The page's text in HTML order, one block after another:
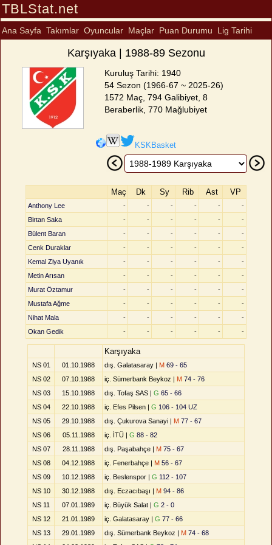
TBLStat.net
Ana Sayfa Takımlar Oyuncular Maçlar Puan Durumu Lig Tarihi
Karşıyaka | 1988-89 Sezonu
Kuruluş Tarihi: 1940
54 Sezon (1966-67 ~ 2025-26)
1572 Maç, 794 Galibiyet, 8
Beraberlik, 770 Mağlubiyet
KSKBasket
Maç Dk Sy Rib Ast VP
Anthony Lee - - - - -
-
Birtan Saka
- - - - -
-
Bülent Baran
- - - - -
-
Cenk Duraklar
- - - - -
-
Kemal Ziya Uyanık
- - - - -
-
Metin Arısan
- - - - -
-
Murat Öztamur
- - - - -
-
Mustafa Ağme
- - - - -
-
Nihat Mala
- - - - -
-
Okan Gedik
- - - - - -
Karşıyaka
NS 01 01.10.1988 dış. Galatasaray | M 69 - 65
NS 02
07.10.1988 iç. Sümerbank Beykoz | M 74 - 76
NS 03
15.10.1988 dış. Tofaş SAS | G 65 - 66
NS 04
22.10.1988 iç. Efes Pilsen | G 106 - 104 UZ
NS 05
29.10.1988 dış. Çukurova Sanayi | M 77 - 67
NS 06
05.11.1988 iç. İTÜ | G 88 - 82
NS 07
28.11.1988 dış. Paşabahçe | M 75 - 67
NS 08
04.12.1988 iç. Fenerbahçe | M 56 - 67
NS 09
10.12.1988 iç. Beslenspor | G 112 - 107
NS 10
30.12.1988 dış. Eczacıbaşı | M 94 - 86
NS 11
07.01.1989 iç. Büyük Salat | G 2 - 0
NS 12
21.01.1989 iç. Galatasaray | G 77 - 66
NS 13
29.01.1989 dış. Sümerbank Beykoz | M 74 - 68